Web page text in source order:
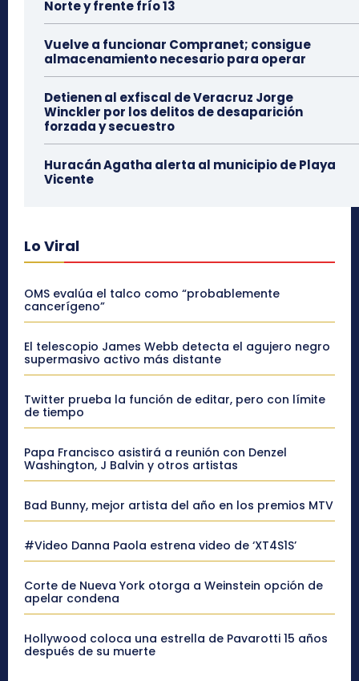
Norte y frente frío 13
Vuelve a funcionar Compranet; consigue
almacenamiento necesario para operar
Detienen al exfiscal de Veracruz Jorge
Winckler por los delitos de desaparición
forzada y secuestro
Huracán Agatha alerta al municipio de Playa
Vicente
Lo Viral
OMS evalúa el talco como “probablemente
cancerígeno”
El telescopio James Webb detecta el agujero negro
supermasivo activo más distante
Twitter prueba la función de editar, pero con límite
de tiempo
Papa Francisco asistirá a reunión con Denzel
Washington, J Balvin y otros artistas
Bad Bunny, mejor artista del año en los premios MTV
#Video Danna Paola estrena video de ‘XT4S1S’
Corte de Nueva York otorga a Weinstein opción de
apelar condena
Hollywood coloca una estrella de Pavarotti 15 años
después de su muerte